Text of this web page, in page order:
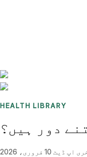
HEALTH LIBRARY
دور ہیں؟
اپ ڈیٹ 10 فروری، 2026